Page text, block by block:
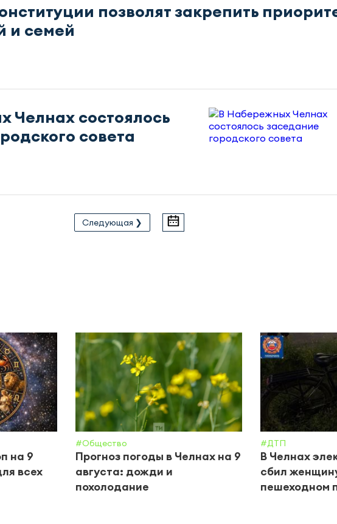
позволят закрепить
и семей
Челнах состоялось
совета
Следующая ❯
на 9
всех
#Общество
Прогноз погоды в Челнах на 9
августа: дожди и
похолодание
#ДТП
В Челнах
сбил
пешеходном